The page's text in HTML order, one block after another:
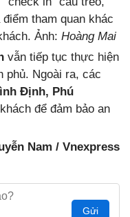
tham quan khác
Ảnh: Hoàng Mai
vẫn tiếp tục thực hiện
phủ. Ngoài ra, các
Định, Phú
để đảm bảo an
Nam / Vnexpress
Gửi